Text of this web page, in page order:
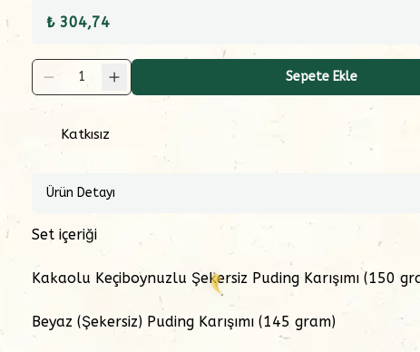
₺ 304,74
1 Sepete Ekle
Katkısız
Ürün Detayı
Set içeriği
Kakaolu Keçiboynuzlu Şekersiz Puding Karışımı (150
Beyaz (Şekersiz) Puding Karışımı (145 gram)